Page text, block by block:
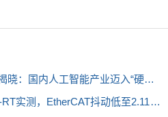
晓：国内人工智能产业迈入“硬科
实测，EtherCAT抖动低至2.113μ